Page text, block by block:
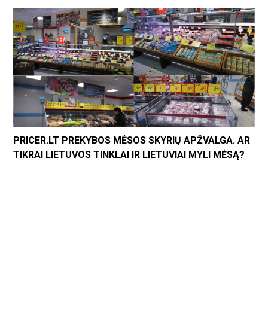
PRICER.LT PREKYBOS MĖSOS SKYRIŲ APŽVALGA. AR
TIKRAI LIETUVOS TINKLAI IR LIETUVIAI MYLI MĖSĄ?